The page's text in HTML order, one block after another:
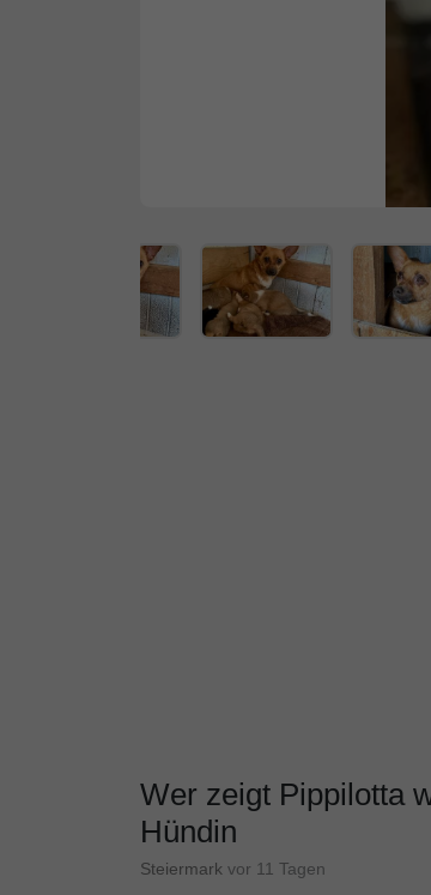
Wer zeigt Pippilotta
Hündin
Steiermark vor 11 Tagen